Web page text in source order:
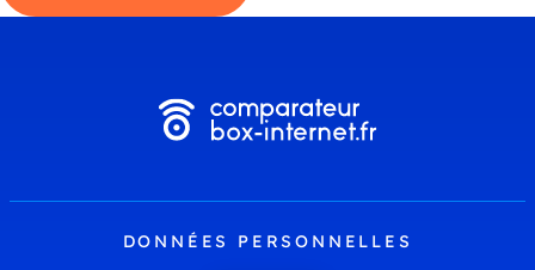
DONNÉES PERSONNELLES